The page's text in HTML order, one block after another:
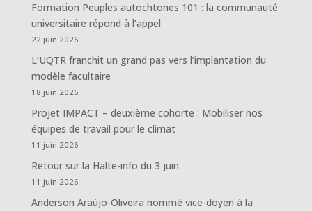
Formation Peuples autochtones 101 : la communauté
universitaire répond à l’appel
22 juin 2026
L’UQTR franchit un grand pas vers l’implantation du
modèle facultaire
18 juin 2026
Projet IMPACT – deuxième cohorte : Mobiliser nos
équipes de travail pour le climat
11 juin 2026
Retour sur la Halte-info du 3 juin
11 juin 2026
Anderson Araújo-Oliveira nommé vice-doyen à la